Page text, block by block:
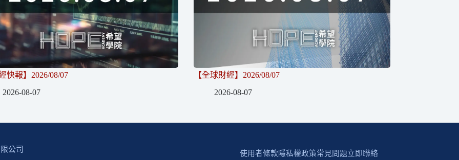
快報】2026/08/07
2026-08-07
【全球財經】2026/08/07
2026-08-07
公司 使用者條款隱私權政策常見問題立即聯絡